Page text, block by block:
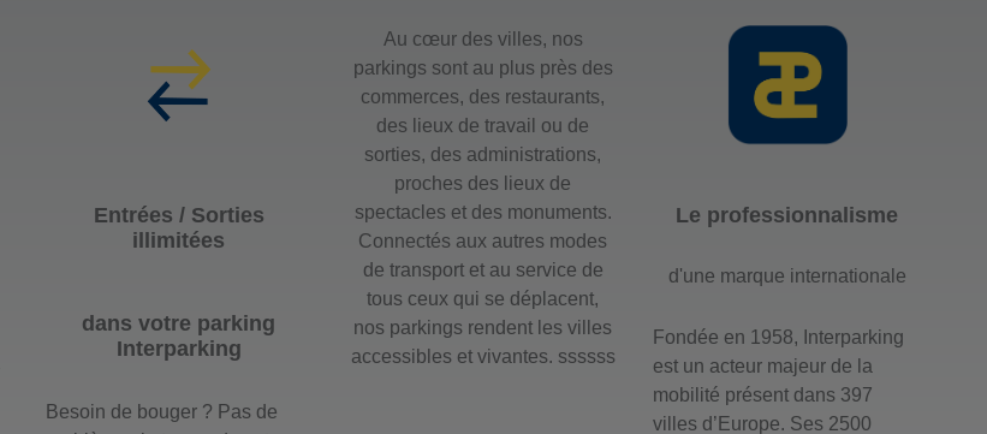
Entrées / Sorties
illimitées
dans votre parking
Interparking
Besoin de bouger ? Pas de
Au cœur des villes, nos
parkings sont au plus près des
commerces, des restaurants,
des lieux de travail ou de
sorties, des administrations,
proches des lieux de
spectacles et des monuments.
Connectés aux autres modes
de transport et au service de
tous ceux qui se déplacent,
nos parkings rendent les villes
accessibles et vivantes. ssssss
Le professionnalisme
d'une marque internationale
Fondée en 1958, Interparking
est un acteur majeur de la
mobilité présent dans 397
villes d’Europe. Ses 2500